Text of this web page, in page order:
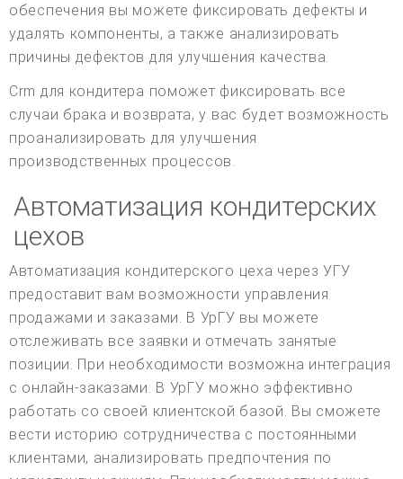
обеспечения вы можете фиксировать дефекты и
удалять компоненты, а также анализировать
причины дефектов для улучшения качества.
Crm для кондитера поможет фиксировать все
случаи брака и возврата, у вас будет возможность
проанализировать для улучшения
производственных процессов.
Автоматизация кондитерских
цехов
Автоматизация кондитерского цеха через УГУ
предоставит вам возможности управления
продажами и заказами. В УрГУ вы можете
отслеживать все заявки и отмечать занятые
позиции. При необходимости возможна интеграция
с онлайн-заказами. В УрГУ можно эффективно
работать со своей клиентской базой. Вы сможете
вести историю сотрудничества с постоянными
клиентами, анализировать предпочтения по